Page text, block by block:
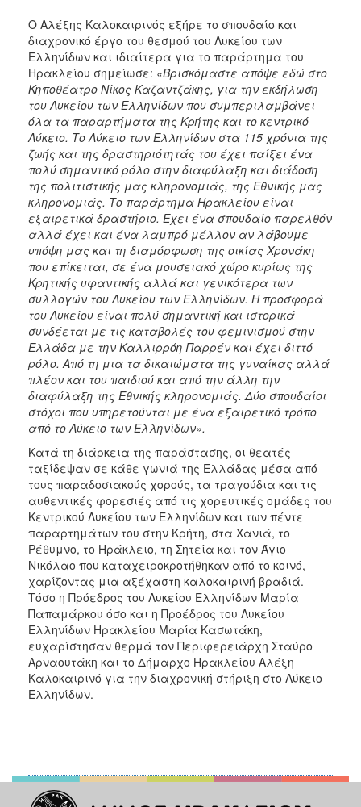
Ο Αλέξης Καλοκαιρινός εξήρε το σπουδαίο και
διαχρονικό έργο του θεσμού του Λυκείου των
Ελληνίδων και ιδιαίτερα για το παράρτημα του
Ηρακλείου σημείωσε: «Βρισκόμαστε απόψε εδώ στο
Κηποθέατρο Νίκος Καζαντζάκης, για την εκδήλωση
του Λυκείου των Ελληνίδων που συμπεριλαμβάνει
όλα τα παραρτήματα της Κρήτης και το κεντρικό
Λύκειο. Το Λύκειο των Ελληνίδων στα 115 χρόνια της
ζωής και της δραστηριότητάς του έχει παίξει ένα
πολύ σημαντικό ρόλο στην διαφύλαξη και διάδοση
της πολιτιστικής μας κληρονομιάς, της Εθνικής μας
κληρονομιάς. Το παράρτημα Ηρακλείου είναι
εξαιρετικά δραστήριο. Έχει ένα σπουδαίο παρελθόν
αλλά έχει και ένα λαμπρό μέλλον αν λάβουμε
υπόψη μας και τη διαμόρφωση της οικίας Χρονάκη
που επίκειται, σε ένα μουσειακό χώρο κυρίως της
Κρητικής υφαντικής αλλά και γενικότερα των
συλλογών του Λυκείου των Ελληνίδων. Η προσφορά
του Λυκείου είναι πολύ σημαντική και ιστορικά
συνδέεται με τις καταβολές του φεμινισμού στην
Ελλάδα με την Καλλιρρόη Παρρέν και έχει διττό
ρόλο. Από τη μια τα δικαιώματα της γυναίκας αλλά
πλέον και του παιδιού και από την άλλη την
διαφύλαξη της Εθνικής κληρονομιάς. Δύο σπουδαίοι
στόχοι που υπηρετούνται με ένα εξαιρετικό τρόπο
από το Λύκειο των Ελληνίδων».
Κατά τη διάρκεια της παράστασης, οι θεατές
ταξίδεψαν σε κάθε γωνιά της Ελλάδας μέσα από
τους παραδοσιακούς χορούς, τα τραγούδια και τις
αυθεντικές φορεσιές από τις χορευτικές ομάδες του
Κεντρικού Λυκείου των Ελληνίδων και των πέντε
παραρτημάτων του στην Κρήτη, στα Χανιά, το
Ρέθυμνο, το Ηράκλειο, τη Σητεία και τον Άγιο
Νικόλαο που καταχειροκροτήθηκαν από το κοινό,
χαρίζοντας μια αξέχαστη καλοκαιρινή βραδιά.
Τόσο η Πρόεδρος του Λυκείου Ελληνίδων Μαρία
Παπαμάρκου όσο και η Προέδρος του Λυκείου
Ελληνίδων Ηρακλείου Μαρία Κασωτάκη,
ευχαρίστησαν θερμά τον Περιφερειάρχη Σταύρο
Αρναουτάκη και το Δήμαρχο Ηρακλείου Αλέξη
Καλοκαιρινό για την διαχρονική στήριξη στο Λύκειο
Ελληνίδων.